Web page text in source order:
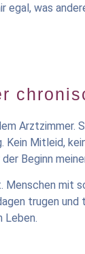
egal, was
Arztzimmer.
Mitleid,
Beginn
Menschen mit
trugen
Leben.